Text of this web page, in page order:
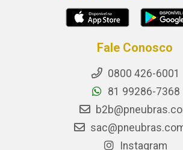
Fale Conosco
0800 426-6001
81 99286-7368
Instagram